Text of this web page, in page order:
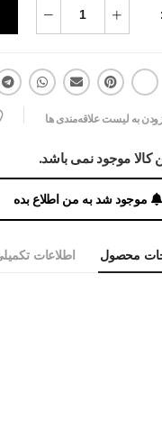
به لیست علاقه‌مندی ها
کالا موجود نمی باشد.
موجود شد به من اطلاع بده
محصول اطلاعات